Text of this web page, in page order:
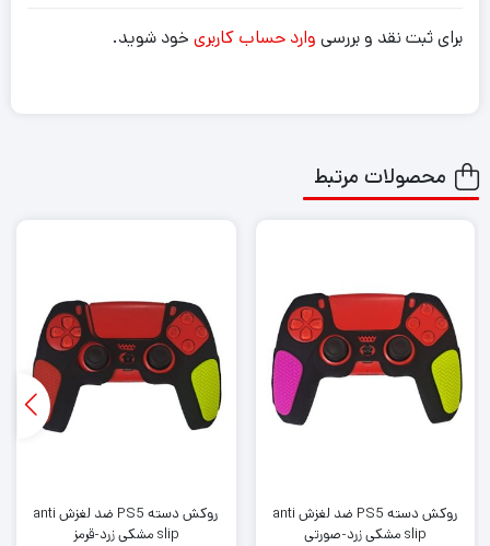
برای ثبت نقد و بررسی وارد حساب کاربری خود شوید.
محصولات مرتبط
روکش دسته PS5 ضد لغزش anti
slip مشکی زرد-صورتی
روکش دسته PS5 ضد لغزش anti
slip مشکی زرد-قرمز